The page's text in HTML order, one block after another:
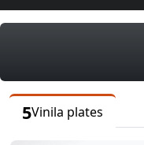
5Vinila plates